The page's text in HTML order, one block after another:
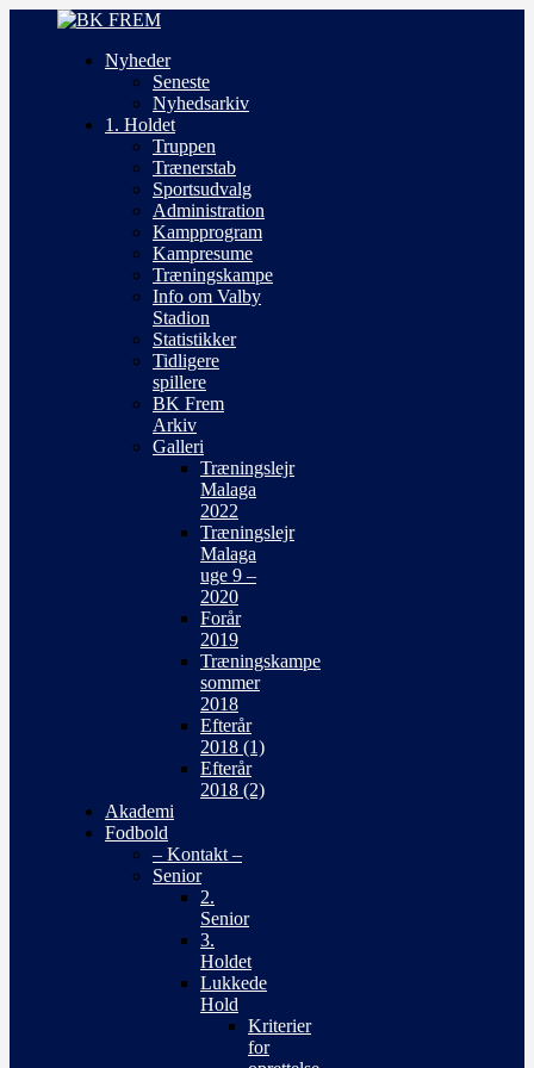
Nyheder
Seneste
Nyhedsarkiv
1. Holdet
Truppen
Trænerstab
Sportsudvalg
Administration
Kampprogram
Kampresume
Træningskampe
Info om Valby
Stadion
Statistikker
Tidligere
spillere
BK Frem
Arkiv
Galleri
Træningslejr
Malaga
2022
Træningslejr
Malaga
uge 9 –
2020
Forår
2019
Træningskampe
sommer
2018
Efterår
2018 (1)
Efterår
2018 (2)
Akademi
Fodbold
– Kontakt –
Senior
2.
Senior
3.
Holdet
Lukkede
Hold
Kriterier
for